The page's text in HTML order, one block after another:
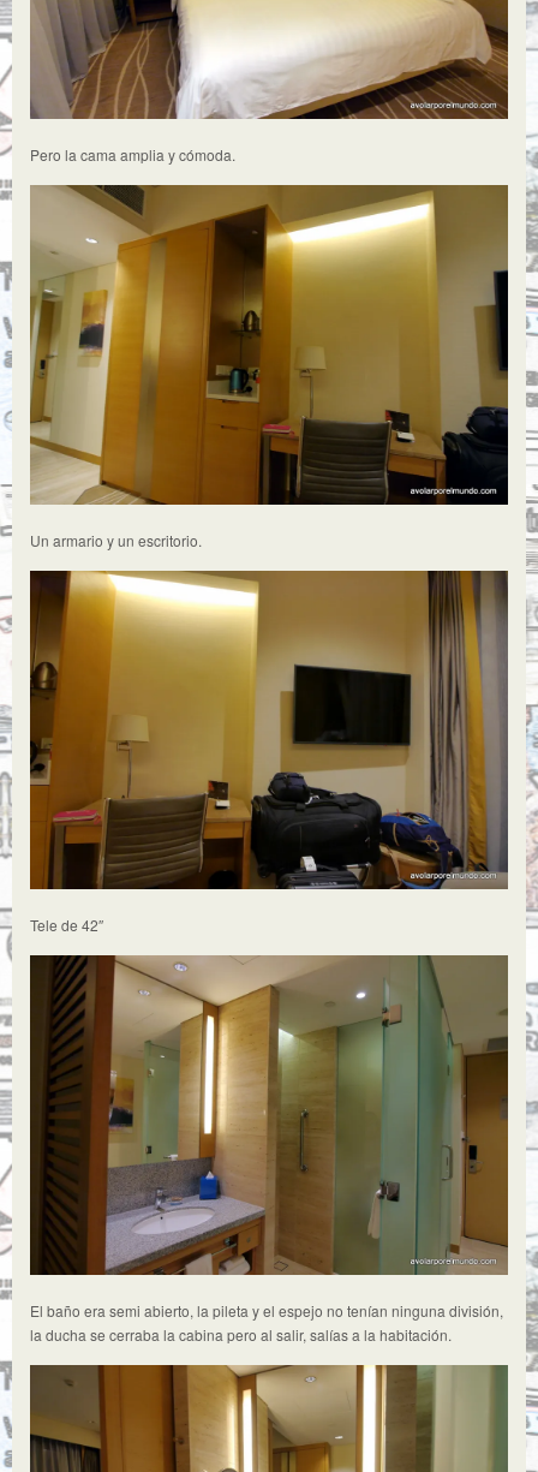
Pero la cama amplia y cómoda.
Un armario y un escritorio.
Tele de 42″
El baño era semi abierto, la pileta y el espejo no tenían ninguna división,
la ducha se cerraba la cabina pero al salir, salías a la habitación.